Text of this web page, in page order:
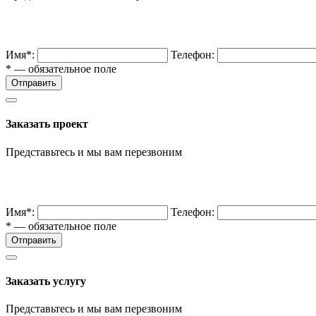
Имя*: Телефон:
* — обязательное поле
Отправить
Заказать проект
Представьтесь и мы вам перезвоним
Имя*: Телефон:
* — обязательное поле
Отправить
Заказать услугу
Представьтесь и мы вам перезвоним